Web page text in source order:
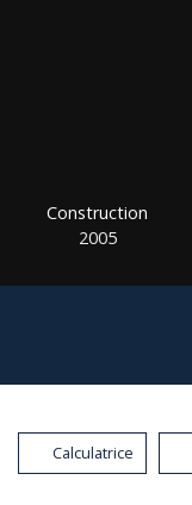
Construction
2005
Calculatrice